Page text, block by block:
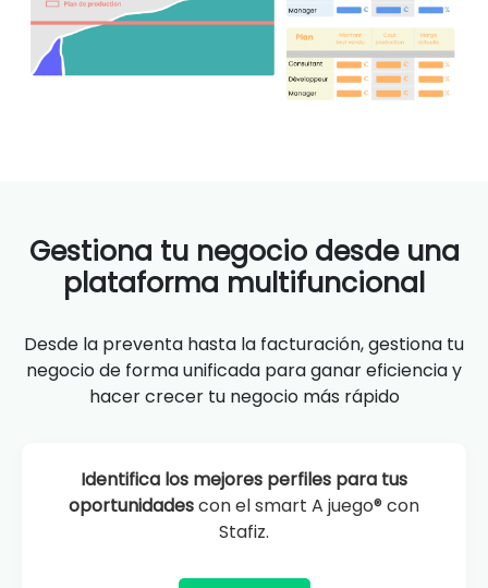
Gestiona tu negocio desde una
plataforma multifuncional
Desde la preventa hasta la facturación, gestiona tu
negocio de forma unificada para ganar eficiencia y
hacer crecer tu negocio más rápido
Identifica los mejores perfiles para tus
oportunidadescon el smart A juego® con
Stafiz.